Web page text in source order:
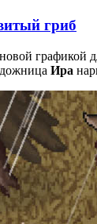
гриб
графикой
Ира